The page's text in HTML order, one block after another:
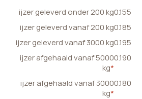
ijzer geleverd onder 200 kg0.155
ijzer geleverd vanaf 200 kg0.185
ijzer geleverd vanaf 3000 kg0.195
ijzer afgehaald vanaf 5000
kg*
0.190
ijzer afgehaald vanaf 3000
kg*
0.180